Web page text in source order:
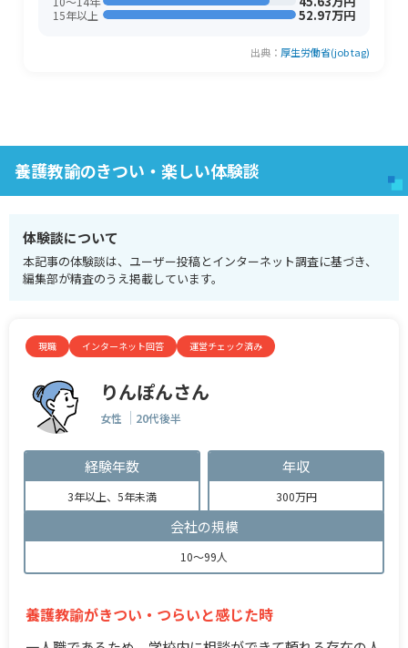
15年以上 52.97万円
出典： 厚生労働省(job tag)
養護教諭のきつい・楽しい体験談
体験談について
本記事の体験談は、ユーザー投稿とインターネット調査に基づき、
編集部が精査のうえ掲載しています。
現職 インターネット回答 運営チェック済み
りんぽんさん
女性 20代後半
経験年数
3年以上、5年未満
年収
300万円
会社の規模
10～99人
養護教諭がきつい・つらいと感じた時